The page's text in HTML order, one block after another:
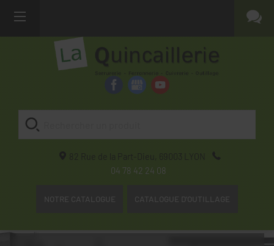
82 Rue de la Part-Dieu, 69003
LYON
04 78 42 24 08
NOTRE CATALOGUE CATALOGUE D'OUTILLAGE